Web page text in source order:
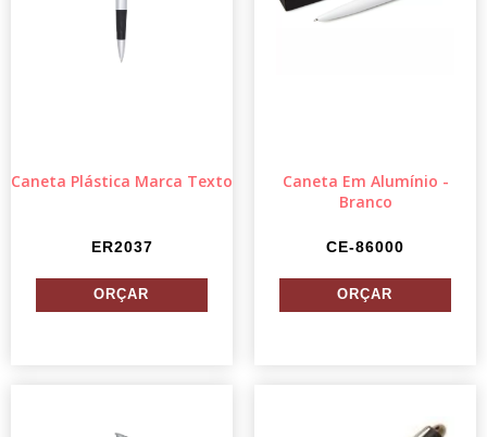
Caneta Plástica Marca Texto
ER2037
Caneta Em Alumínio -
Branco
CE-86000